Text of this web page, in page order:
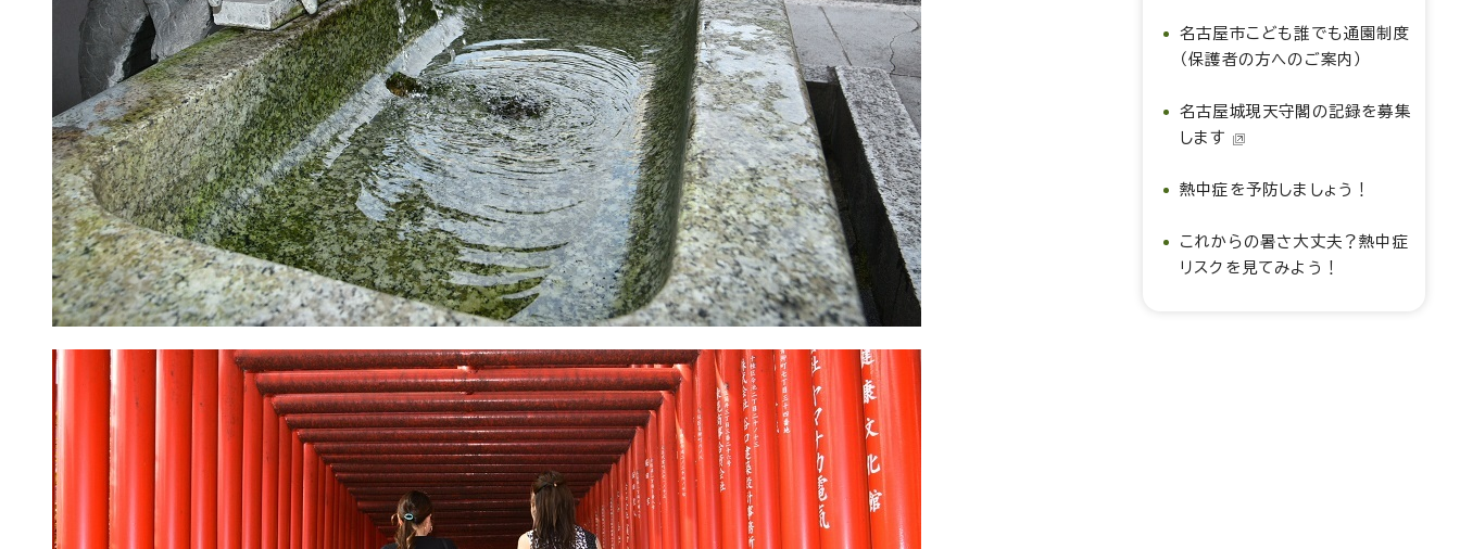
名古屋市こども誰でも通園制度
（保護者の方へのご案内）
名古屋城現天守閣の記録を募集
します
熱中症を予防しましょう！
これからの暑さ大丈夫？熱中症
リスクを見てみよう！